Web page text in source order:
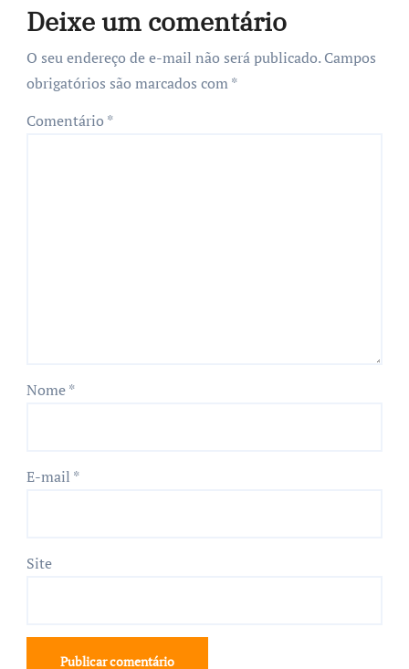
Deixe um comentário
O seu endereço de e-mail não será publicado. Campos
obrigatórios são marcados com*
Comentário *
Nome*
E-mail *
Site